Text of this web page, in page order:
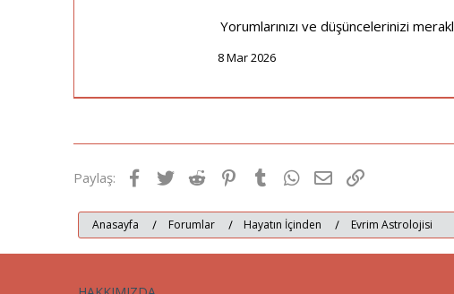
Yorumlarınızı ve düşüncelerinizi
8 Mar 2026
Paylaş: Facebook
TwitterReddit Pinterest
Tumblr WhatsApp
E-postaLink
Anasayfa Forumlar Hayatın İçinden Evrim Astrolojisi